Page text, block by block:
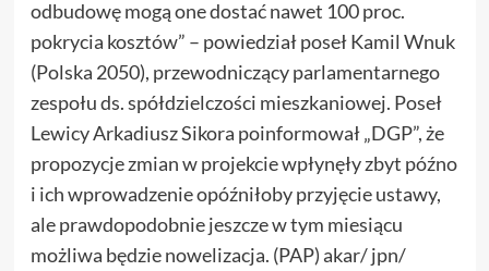
odbudowę mogą one dostać nawet 100 proc.
pokrycia kosztów” – powiedział poseł Kamil Wnuk
(Polska 2050), przewodniczący parlamentarnego
zespołu ds. spółdzielczości mieszkaniowej. Poseł
Lewicy Arkadiusz Sikora poinformował „DGP”, że
propozycje zmian w projekcie wpłynęły zbyt późno
i ich wprowadzenie opóźniłoby przyjęcie ustawy,
ale prawdopodobnie jeszcze w tym miesiącu
możliwa będzie nowelizacja. (PAP) akar/ jpn/